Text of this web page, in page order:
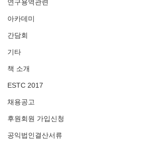
연구용역관련
아카데미
간담회
기타
책 소개
ESTC 2017
채용공고
후원회원 가입신청
공익법인결산서류